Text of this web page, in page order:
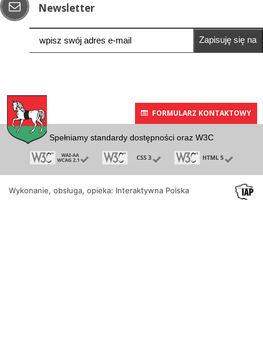
Newsletter
Zapisuję się na
FORMULARZ KONTAKTOWY
Spełniamy standardy dostępności oraz W3C
Wykonanie, obsługa, opieka: Interaktywna Polska